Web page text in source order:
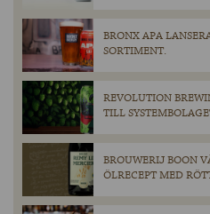
BRONX APA
SORTIMENT.
REVOLUTION
TILL
BROUWERIJ BOON
ÖLRECEPT MED